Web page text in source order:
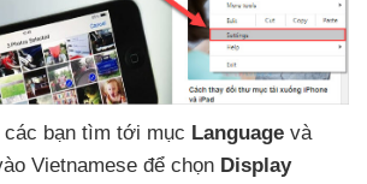
các bạn tìm tới mục Language và
Vietnamese để chọn Display